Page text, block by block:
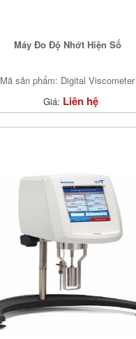
Máy Đo Độ Nhớt Hiện Số
Mã sản phẩm: Digital Viscometer
Giá: Liên hệ